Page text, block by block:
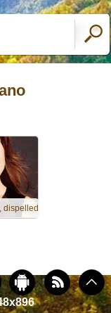
dispelled